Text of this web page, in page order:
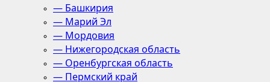
— Башкирия
— Марий Эл
— Мордовия
— Нижегородская область
— Оренбургская область
— Пермский край